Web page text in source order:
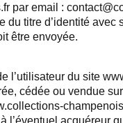
par email :
du titre d’identité
être envoyée.
l’utilisateur du site
cédée ou vendue
l’éventuel acquéreur